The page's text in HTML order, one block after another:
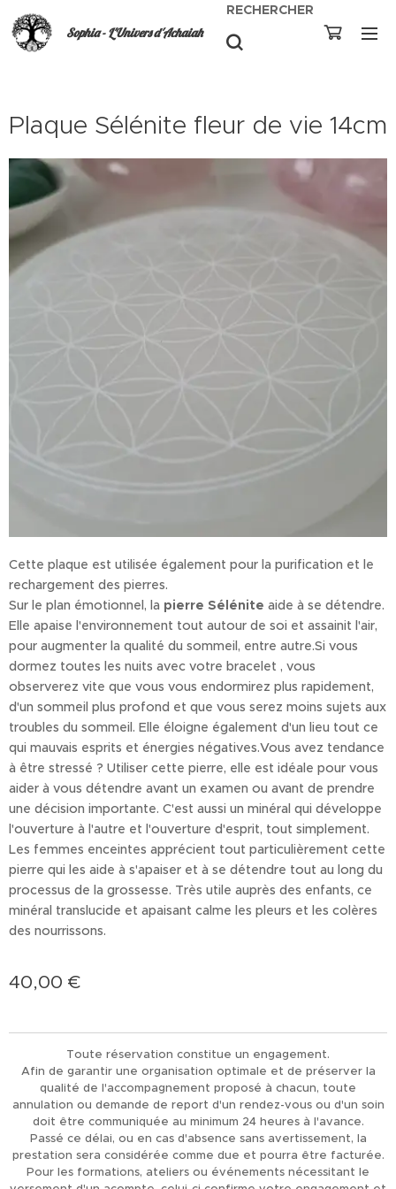
Sophia - L'Univers d'Achaiah
RECHERCHER
Plaque Sélénite fleur de vie 14cm
Cette plaque est utilisée également pour la purification et le
rechargement des pierres.
Sur le plan émotionnel, la pierre Sélénite aide à se détendre.
Elle apaise l'environnement tout autour de soi et assainit l'air,
pour augmenter la qualité du sommeil, entre autre.Si vous
dormez toutes les nuits avec votre bracelet , vous
observerez vite que vous vous endormirez plus rapidement,
d'un sommeil plus profond et que vous serez moins sujets aux
troubles du sommeil. Elle éloigne également d'un lieu tout ce
qui mauvais esprits et énergies négatives.Vous avez tendance
à être stressé ? Utiliser cette pierre, elle est idéale pour vous
aider à vous détendre avant un examen ou avant de prendre
une décision importante. C'est aussi un minéral qui développe
l'ouverture à l'autre et l'ouverture d'esprit, tout simplement.
Les femmes enceintes apprécient tout particulièrement cette
pierre qui les aide à s'apaiser et à se détendre tout au long du
processus de la grossesse. Très utile auprès des enfants, ce
minéral translucide et apaisant calme les pleurs et les colères
des nourrissons.
40,00 €
Toute réservation constitue un engagement.
Afin de garantir une organisation optimale et de préserver la
qualité de l'accompagnement proposé à chacun, toute
annulation ou demande de report d'un rendez-vous ou d'un soin
doit être communiquée au minimum 24 heures à l'avance.
Passé ce délai, ou en cas d'absence sans avertissement, la
prestation sera considérée comme due et pourra être facturée.
Pour les formations, ateliers ou événements nécessitant le